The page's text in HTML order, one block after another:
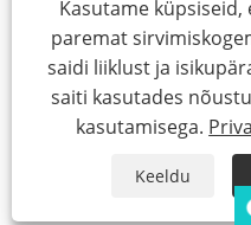
Kasutame
paremat
saidi liiklust ja
saiti kasutades
kasutamisega.
Keeldu